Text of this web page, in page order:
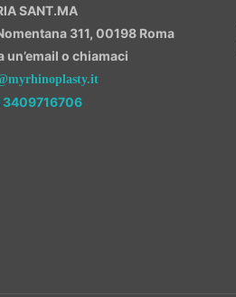
SANT.MA
311, 00198 Roma
un’email o chiamaci
3409716706